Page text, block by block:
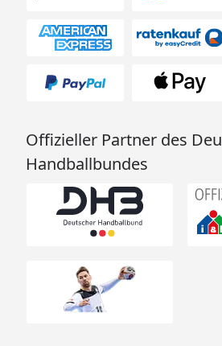
Offizieller Partner des
Handballbundes